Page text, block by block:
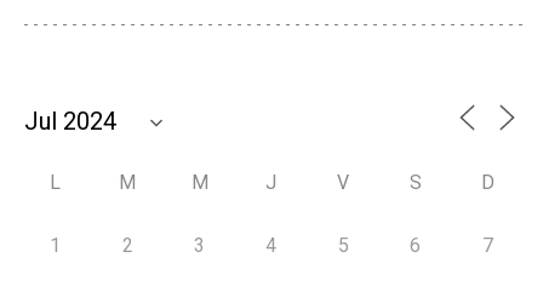
L M M J V S D
1 2 3 4 5 6 7